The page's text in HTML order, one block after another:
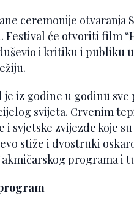
ceremonije otvaranja
Festival će otvoriti film
i kritiku i publiku
je iz godine u godinu
svijeta. Crvenim
svjetske zvijezde koje
stiže i dvostruki
programa i